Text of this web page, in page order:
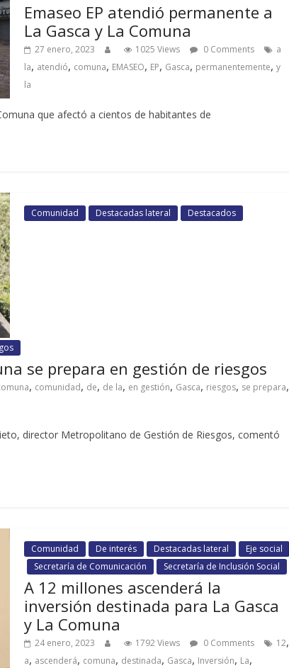
Emaseo EP atendió permanente a
La Gasca y La Comuna
27 enero, 2023 1025 Views 0 Comments
a
la, atendió, comuna, EMASEO, EP, Gasca, permanentemente, y
la
que afectó a cientos de habitantes de
Comunidad Destacadas lateral Destacados
se prepara en gestión de riesgos
, comunidad, de, de la, en gestión, Gasca, riesgos, se prepara,
director Metropolitano de Gestión de Riesgos, comentó
Comunidad De interés Destacadas lateral
Eje social
Secretaría de Comunicación
Secretaría de Inclusión Social
A 12 millones ascenderá la
inversión destinada para La Gasca
y La Comuna
24 enero, 2023 1792 Views 0 Comments 12,
a, ascenderá, comuna, destinada, Gasca, Inversión, La,